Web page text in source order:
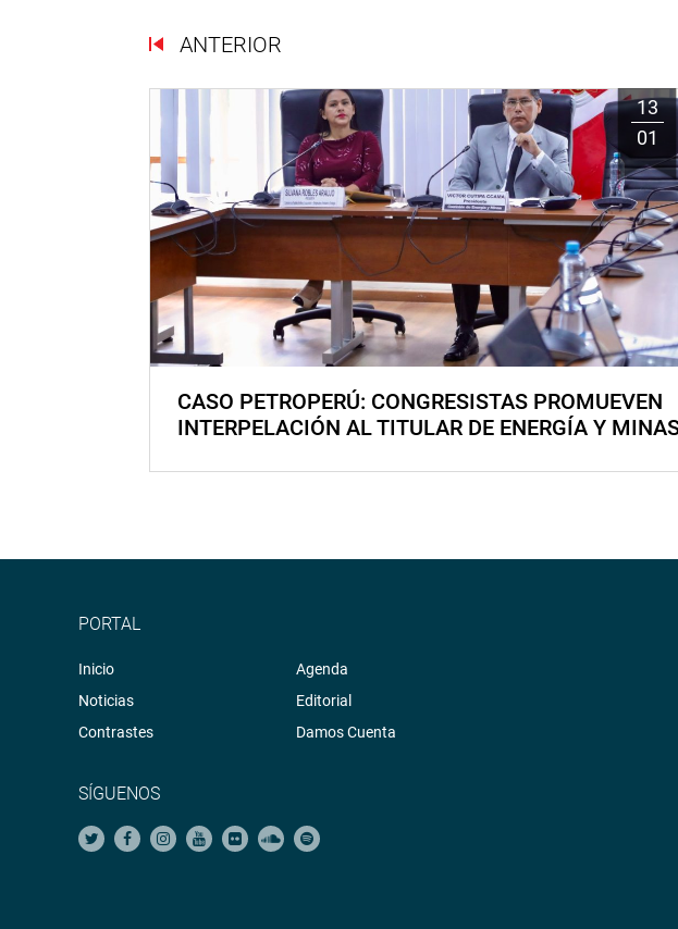
ANTERIOR
13
01
CASO PETROPERÚ: CONGRESISTAS PROMUEVEN
INTERPELACIÓN AL TITULAR DE ENERGÍA Y
PORTAL
Inicio
Noticias
Contrastes
Agenda
Editorial
Damos Cuenta
SÍGUENOS